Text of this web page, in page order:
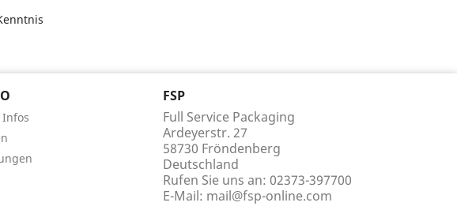
Infos
FSP
Full Service Packaging
Ardeyerstr. 27
58730 Fröndenberg
Deutschland
Rufen Sie uns an: 02373-397700
E-Mail: mail@fsp-online.com